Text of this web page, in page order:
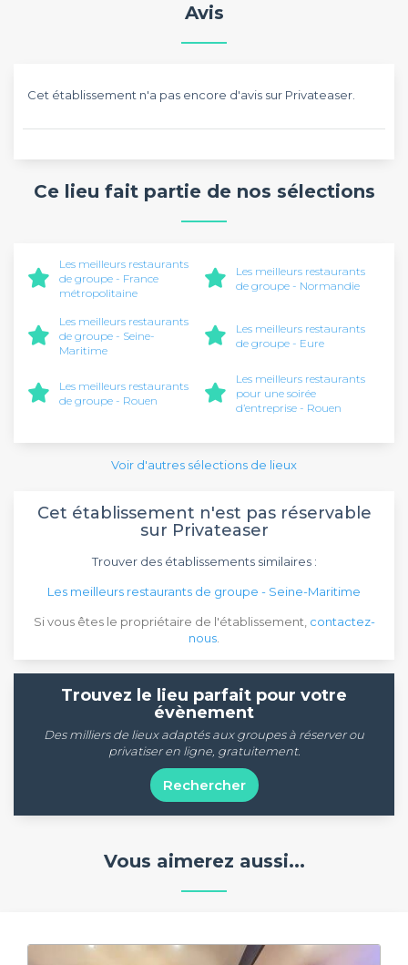
Avis
Cet établissement n'a pas encore d'avis sur Privateaser.
Ce lieu fait partie de nos sélections
Les meilleurs restaurants
de groupe - France
métropolitaine
Les meilleurs restaurants
de groupe - Normandie
Les meilleurs restaurants
de groupe - Seine-
Maritime
Les meilleurs restaurants
de groupe - Eure
Les meilleurs restaurants
de groupe - Rouen
Les meilleurs restaurants
pour une soirée
d’entreprise - Rouen
Voir d'autres sélections de lieux
Cet établissement n'est pas réservable
sur Privateaser
Trouver des établissements similaires :
Les meilleurs restaurants de groupe - Seine-Maritime
Si vous êtes le propriétaire de l'établissement, contactez-
nous
Trouvez le lieu parfait pour votre
évènement
Des milliers de lieux adaptés aux groupes à réserver ou
privatiser en ligne, gratuitement.
Rechercher
Vous aimerez aussi...